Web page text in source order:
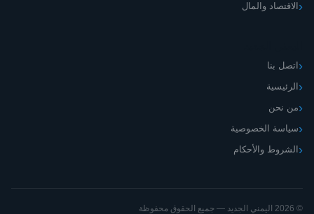
الاقتصاد والمال
اتصل بنا
الرئيسية
من نحن
سياسة الخصوصية
الشروط والأحكام
© 2026 اليمني الجديد — جميع الحقوق محفوظة